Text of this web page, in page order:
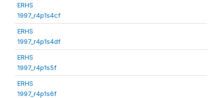
ERHS
1997_r4p1s4cf
ERHS
1997_r4p1s4df
ERHS
1997_r4p1s5f
ERHS
1997_r4p1s6f